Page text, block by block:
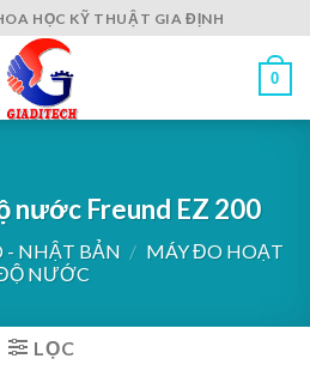
HỌC KỸ THUẬT GIA ĐỊNH
0
nước Freund EZ 200
- NHẬT BẢN / MÁY ĐO HOẠT
NƯỚC
LỌC